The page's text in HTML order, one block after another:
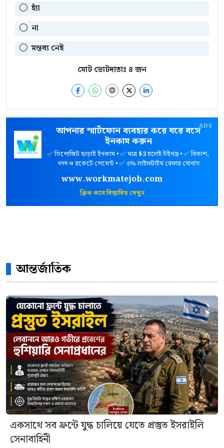
হ্যাঁ
না
মন্তব্য নেই
মোট ভোটদাতাঃ ৪জন
ADS
আপনার স্মার্টফোন ব্যবহার করে ঘরে বসে
ইনকাম করুন
✅ ডিপোজিট ছাড়াই ইনকাম • ✅ মাত্র$3হলেই উইথড্র • ✅ বিকাশ,
নগদ ও রকেটে পেমেন্ট • ✅ ৫% লাইফটাইম রেফার বোনাস
www.workmatejob.com
ক্লিক করে বিস্তারিত দেখুন
আন্তর্জাতিক
একসাথে সব ফ্রন্টে যুদ্ধ চালিয়ে যেতে প্রস্তুত ইসরাইলি
সেনাবাহিনী